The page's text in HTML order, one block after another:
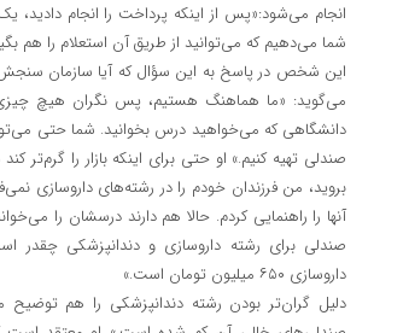
انجام می‌شود:«پس از اینکه پرداخت را انجام
شما می‌دهیم که می‌توانید از طریق آن استعلام را هم
این شخص در پاسخ به این سؤال که آیا سازمان سنجش
می‌گوید: «ما هماهنگ هستیم، پس نگران هیچ چیزی
دانشگاهی که می‌خواهید درس بخوانید. شما حتی
صندلی تهیه کنیم.» او حتی برای اینکه بازار را گرم‌تر
بروید، من فرزندان خودم را در رشته‌های داروسازی
آنها را راهنمایی کردم. حالا هم دارند درسشان را
داروسازی ۶۵۰ میلیون تومان است.»
دلیل گران‌تر بودن رشته دندانپزشکی را هم توضیح